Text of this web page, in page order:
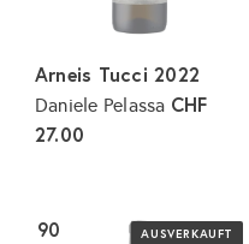
Arneis Tucci 2022
Daniele Pelassa CHF
27.00
AUSVERKAUFT
90